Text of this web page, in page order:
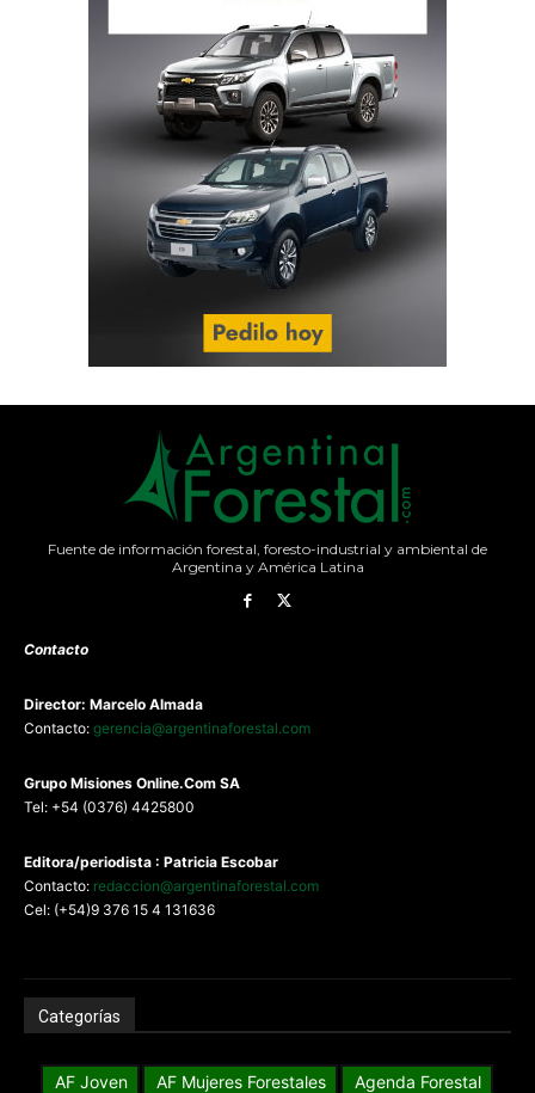
Fuente de información forestal, foresto-industrial y ambiental de
Argentina y América Latina
Contacto
Director: Marcelo Almada
Contacto: gerencia@argentinaforestal.com
Grupo Misiones Online.Com SA
Tel: +54 (0376) 4425800
Editora/periodista : Patricia Escobar
Contacto: redaccion@argentinaforestal.com
Cel: (+54)9 376 15 4 131636
Categorías
AF Joven AF Mujeres Forestales
Agenda Forestal